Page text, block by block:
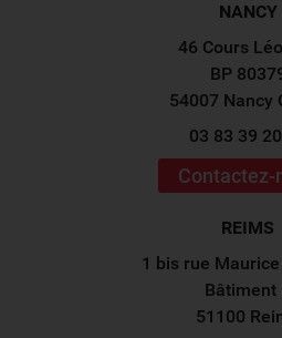
NANCY
46 Cours
BP
54007 Nancy
03 83 39
Contactez-
REIMS
1 bis rue
Bâtiment
51100